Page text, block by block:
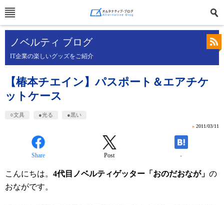
ノベルティ ブログ
IT企業の楽しいグッズをご紹介
【椿本チエイン】パスポート＆エアチケ
ットケース
○文具 ●光る ●黒い
» 2011/03/11
Share Post -
こんにちは。 4代目ノベルティゲッター「おのだおなが」 の
おながです。